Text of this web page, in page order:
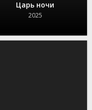
Царь ночи
2025